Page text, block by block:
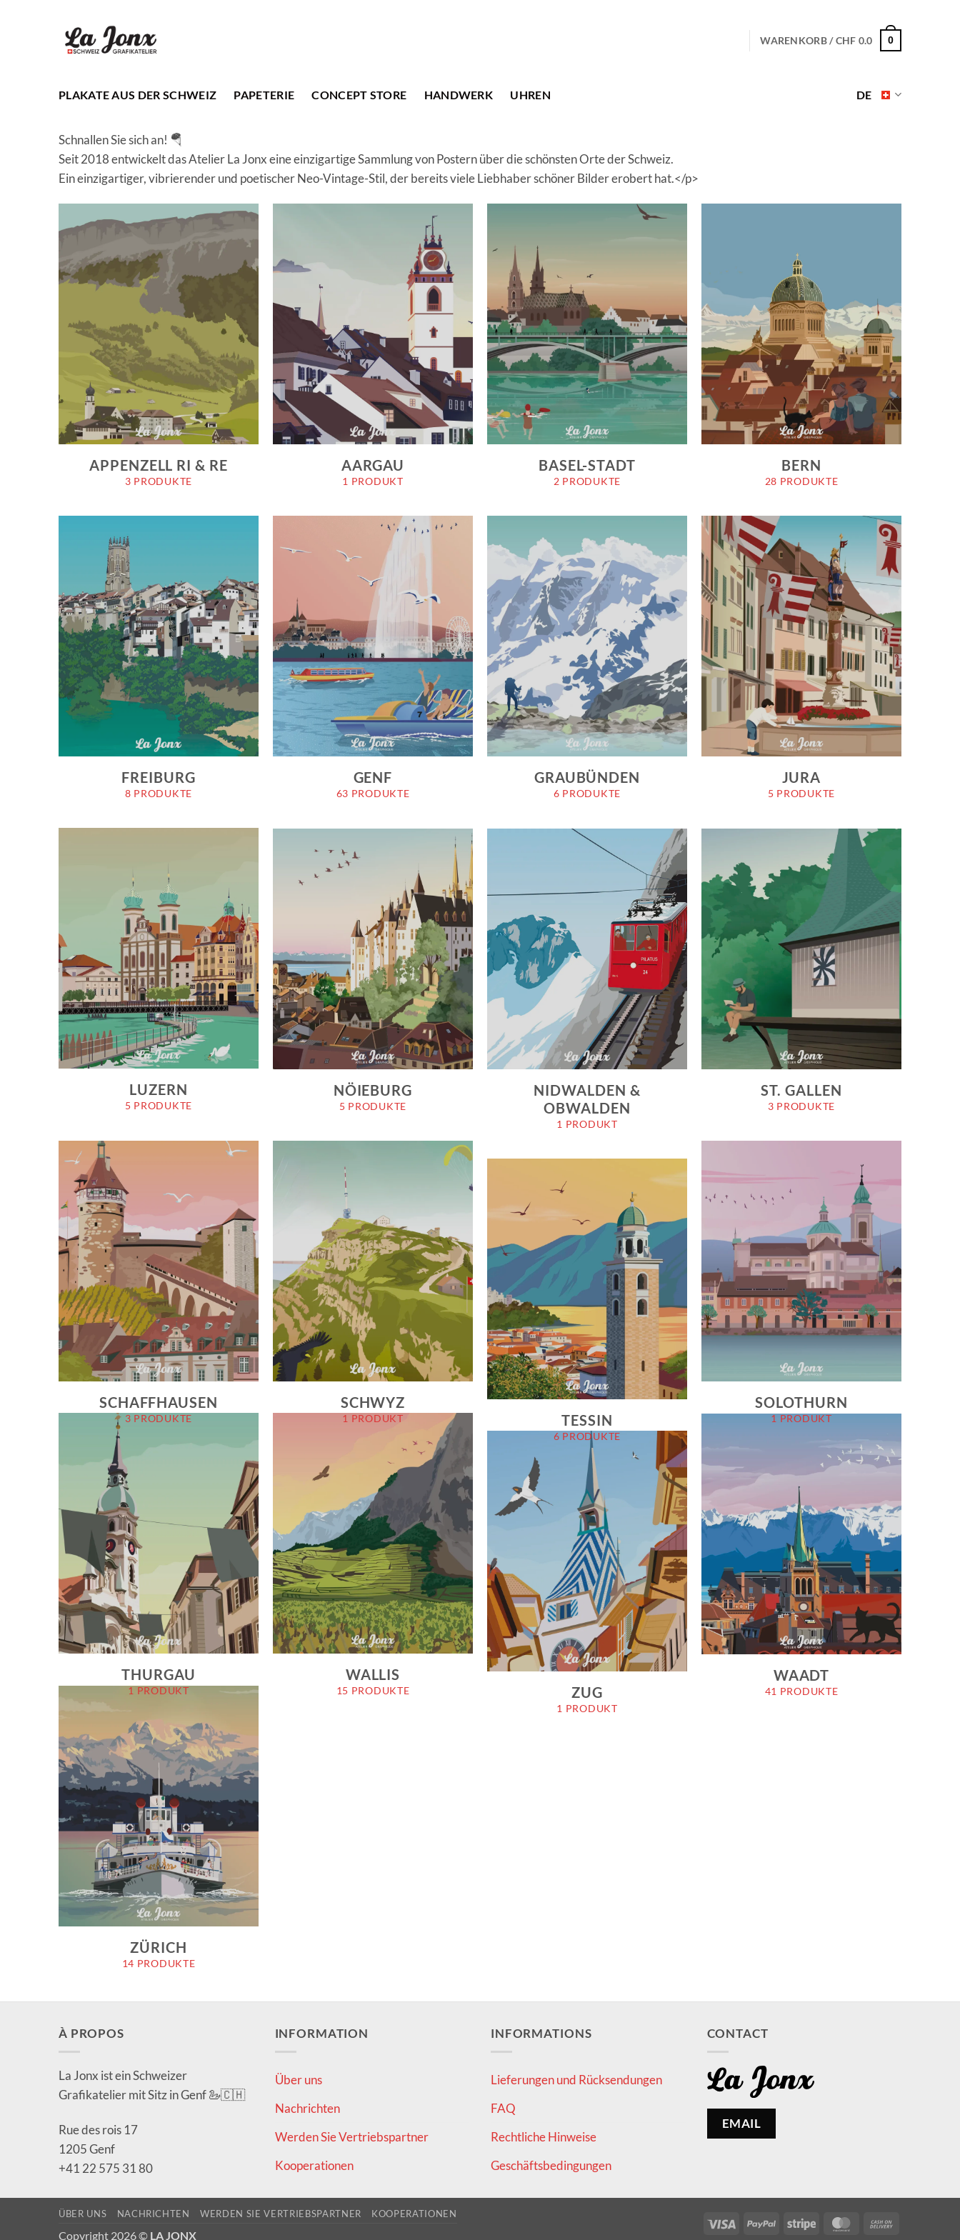
WARENKORB /CHF 0.0 0
PLAKATE AUS DER SCHWEIZ PAPETERIE CONCEPT STORE HANDWERK UHREN DE
Schnallen Sie sich an! 🪂
Seit 2018 entwickelt das Atelier La Jonx eine einzigartige Sammlung von Postern über die schönsten Orte der Schweiz.
Ein einzigartiger, vibrierender und poetischer Neo-Vintage-Stil, der bereits viele Liebhaber schöner Bilder erobert hat.</p>
APPENZELL RI & RE
3 PRODUKTE
AARGAU
1 PRODUKT
BASEL-STADT
2 PRODUKTE
BERN
28 PRODUKTE
FREIBURG
8 PRODUKTE
GENF
63 PRODUKTE
GRAUBÜNDEN
6 PRODUKTE
JURA
5 PRODUKTE
LUZERN
5 PRODUKTE
NÖIEBURG
5 PRODUKTE
NIDWALDEN &
OBWALDEN
1 PRODUKT
ST. GALLEN
3 PRODUKTE
SCHAFFHAUSEN
3 PRODUKTE
SCHWYZ
1 PRODUKT
SOLOTHURN
1 PRODUKT
TESSIN
6 PRODUKTE
THURGAU
1 PRODUKT
WALLIS
15 PRODUKTE
WAADT
41 PRODUKTE
ZUG
1 PRODUKT
ZÜRICH
14 PRODUKTE
À PROPOS
La Jonx ist ein Schweizer
Grafikatelier mit Sitz in Genf 🦢🇨🇭
Rue des rois 17
1205 Genf
+41 22 575 31 80
INFORMATION
Über uns
Nachrichten
Werden Sie Vertriebspartner
Kooperationen
INFORMATIONS
Lieferungen und Rücksendungen
FAQ
Rechtliche Hinweise
Geschäftsbedingungen
CONTACT
EMAIL
Visa PayPal Stripe MasterCard
ÜBER UNS NACHRICHTEN WERDEN SIE VERTRIEBSPARTNER KOOPERATIONEN
Copyright 2026 © LA JONX